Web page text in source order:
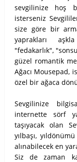
sevgilinize hoş
isterseniz
size göre bir
yaprakları
"fedakarlık",
güzel romantik
Ağacı Mousepad,
özel bir ağaca
Sevgilinize
internette sörf
taşıyacak olan
yılbaşı,
alınabilecek en
Siz de zaman